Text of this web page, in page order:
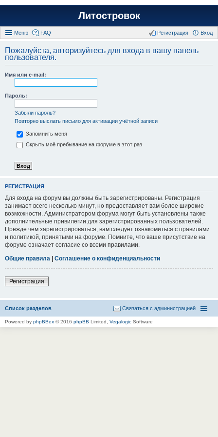
Литостровок
Меню FAQ Вход
Регистрация
Пожалуйста, авторизуйтесь для входа в вашу панель
пользователя.
Имя или e-mail:
Пароль:
Забыли пароль?
Повторно выслать письмо для активации учётной записи
Запомнить меня
Скрыть моё пребывание на форуме в этот раз
РЕГИСТРАЦИЯ
Для входа на форум вы должны быть зарегистрированы. Регистрация
занимает всего несколько минут, но предоставляет вам более широкие
возможности. Администратором форума могут быть установлены также
дополнительные привилегии для зарегистрированных пользователей.
Прежде чем зарегистрироваться, вам следует ознакомиться с правилами
и политикой, принятыми на форуме. Помните, что ваше присутствие на
форуме означает согласие со всеми правилами.
Общие правила | Соглашение о конфиденциальности
Регистрация
Список разделов Связаться с администрацией
Powered by phpBBex © 2016 phpBB Limited, Vegalogic Software